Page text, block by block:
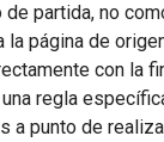
partida, no
la página de
con la
regla
a punto de